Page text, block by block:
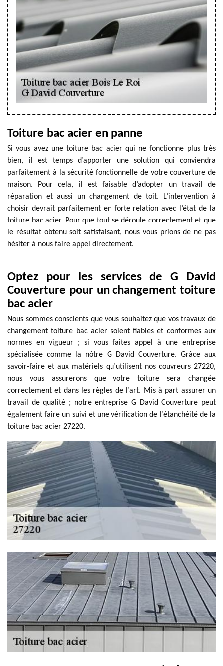
Toiture bac acier en panne
Si vous avez une toiture bac acier qui ne fonctionne plus très
bien, il est temps d’apporter une solution qui conviendra
parfaitement à la sécurité fonctionnelle de votre couverture de
maison. Pour cela, il est faisable d’adopter un travail de
réparation et aussi un changement de toit. L’intervention à
choisir devrait parfaitement en forte relation avec l’état de la
toiture bac acier. Pour que tout se déroule correctement et que
le résultat obtenu soit satisfaisant, nous vous prions de ne pas
hésiter à nous faire appel directement.
Optez pour les services de G David
Couverture pour un changement toiture
bac acier
Nous sommes conscients que vous souhaitez que vos travaux de
changement toiture bac acier soient fiables et conformes aux
normes en vigueur ; si vous faites appel à une entreprise
spécialisée comme la nôtre G David Couverture. Grâce aux
savoir-faire et aux matériels qu’utilisent nos couvreurs 27220,
nous vous assurerons que votre toiture sera changée
correctement et dans les règles de l’art. Mis à part assurer un
travail de qualité ; notre entreprise G David Couverture peut
également faire un suivi et une vérification de l’étanchéité de la
toiture bac acier 27220.